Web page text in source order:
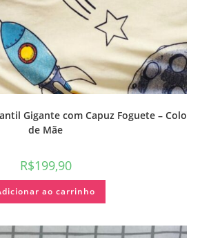
Gigante com Capuz Foguete – Colo
de Mãe
R$199,90
ao carrinho